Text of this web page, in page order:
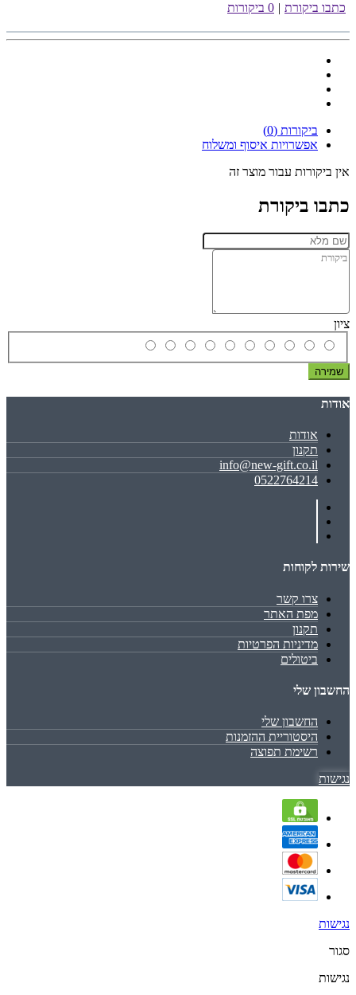
כתבו ביקורת | 0 ביקורות
ביקורות (0)
אפשרויות איסוף ומשלוח
אין ביקורות עבור מוצר זה
כתבו ביקורת
ציון
שמירה
אודות
אודות
תקנון
info@new-gift.co.il
0522764214
שירות לקוחות
צרו קשר
מפת האתר
תקנון
מדיניות הפרטיות
ביטולים
החשבון שלי
החשבון שלי
היסטוריית ההזמנות
רשימת תפוצה
נגישות
נגישות
סגור
נגישות